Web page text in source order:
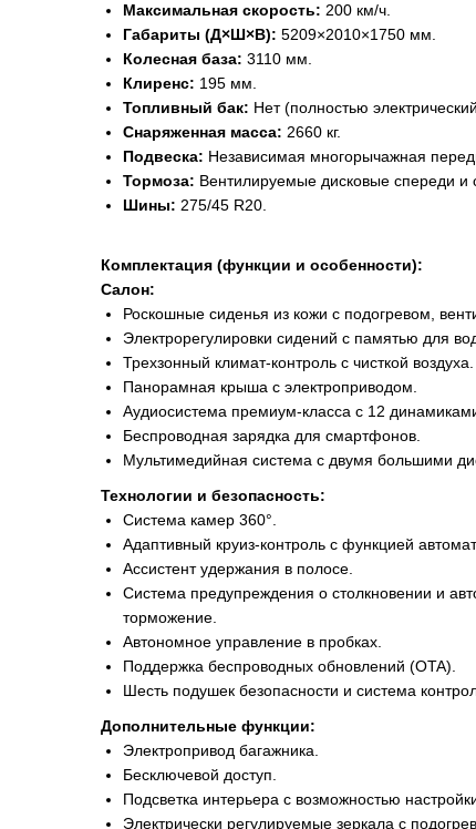
Максимальная скорость: 200 км/ч.
Габариты (Д×Ш×В): 5209×2010×1750 мм.
Колесная база: 3110 мм.
Клиренс: 195 мм.
Топливный бак: Нет (полностью
Снаряженная масса: 2660 кг.
Подвеска: Независимая многорычажная
Тормоза: Вентилируемые дисковые спереди и
Шины: 275/45 R20.
Комплектация (функции и особенности):
Салон:
Роскошные сиденья из кожи с подогревом,
Электрорегулировки сидений с памятью для
Трехзонный климат-контроль с чисткой воздуха.
Панорамная крыша с электроприводом.
Аудиосистема премиум-класса с 12
Беспроводная зарядка для смартфонов.
Мультимедийная система с двумя большими
Технологии и безопасность:
Система камер 360°.
Адаптивный круиз-контроль с функцией
Ассистент удержания в полосе.
Система предупреждения о столкновении и
торможение.
Автономное управление в пробках.
Поддержка беспроводных обновлений (OTA).
Шесть подушек безопасности и система
Дополнительные функции:
Электропривод багажника.
Бесключевой доступ.
Подсветка интерьера с возможностью
Электрически регулируемые зеркала с